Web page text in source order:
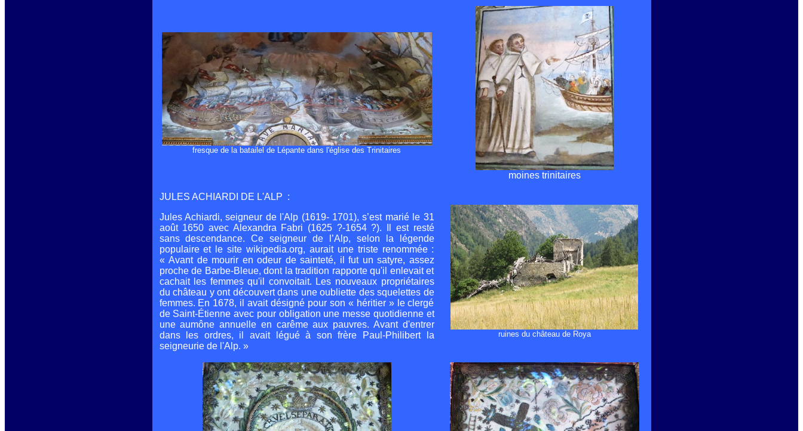
fresque de la batailel de Lépante dans l'église des Trinitaires
moines trinitaires
JULES ACHIARDI DE L'ALP :
Jules Achiardi, seigneur de l'Alp (1619- 1701), s’est marié le 31
août 1650 avec Alexandra Fabri (1625 ?-1654 ?). Il est resté
sans descendance. Ce seigneur de l’Alp, selon la légende
populaire et le site wikipedia.org, aurait une triste renommée :
« Avant de mourir en odeur de sainteté, il fut un satyre, assez
proche de Barbe-Bleue, dont la tradition rapporte qu'il enlevait et
cachait les femmes qu'il convoitait. Les nouveaux propriétaires
du château y ont découvert dans une oubliette des squelettes de
femmes. En 1678, il avait désigné pour son « héritier » le clergé
de Saint-Étienne avec pour obligation une messe quotidienne et
une aumône annuelle en carême aux pauvres. Avant d'entrer
dans les ordres, il avait légué à son frère Paul-Philibert la
seigneurie de l'Alp. »
ruines du château de Roya